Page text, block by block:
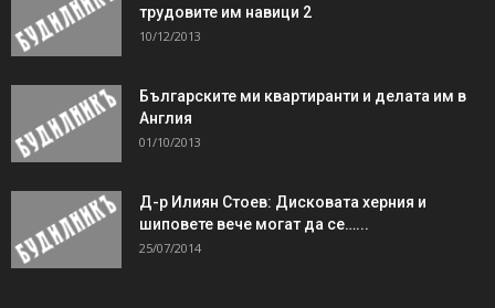
трудовите им навици 2
10/12/2013
Българските ми квартиранти и делата им в
Англия
01/10/2013
Д-р Илиян Стоев: Дисковата херния и
шиповете вече могат да се…...
25/07/2014